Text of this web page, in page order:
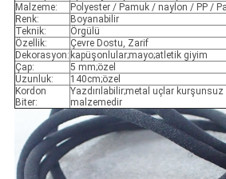
Malzeme:
Polyester / Pamuk / naylon / PP /
Renk:
Boyanabilir
Teknik:
Örgülü
Özellik:
Çevre Dostu, Zarif
Dekorasyon: kapüşonlular;mayo;atletik giyim
Çap:
5 mm;özel
Uzunluk:
140cm;özel
Kordon
Biter:
Yazdırılabilir;metal uçlar kurşunsuz
malzemedir